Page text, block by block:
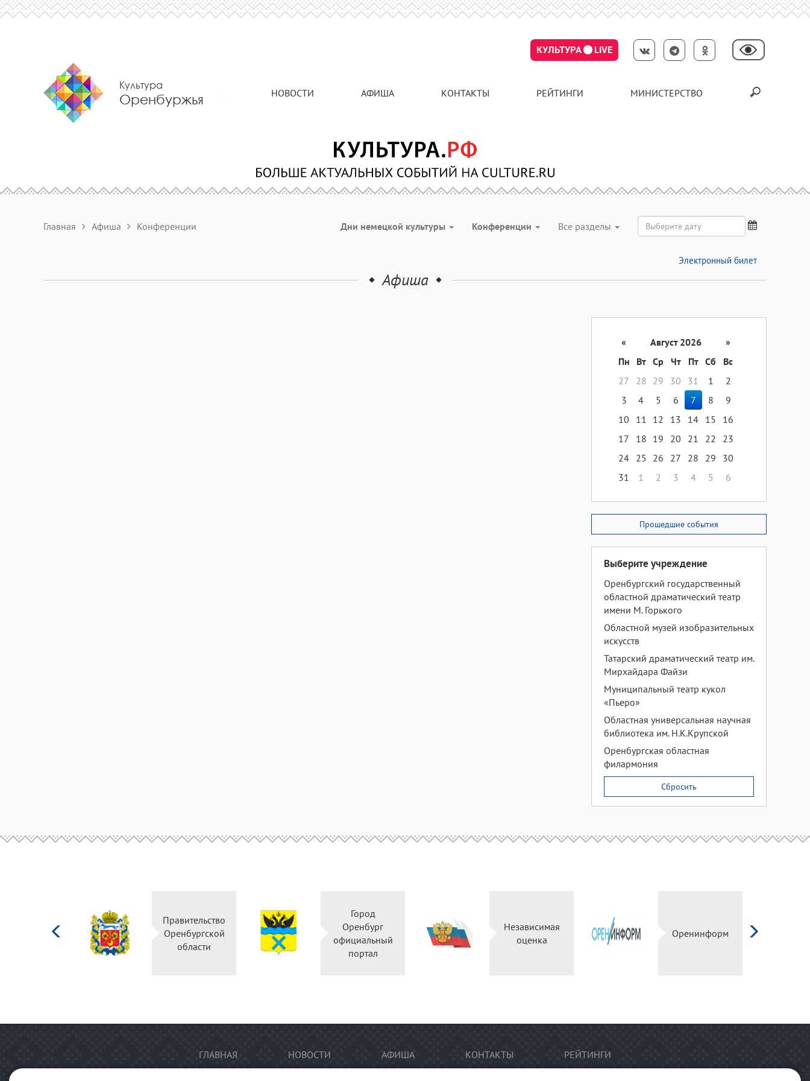
КУЛЬТУРА LIVE
Культура
Оренбуржья НОВОСТИ АФИША КОНТАКТЫ РЕЙТИНГИ МИНИСТЕРСТВО
Главная Афиша Конференции Дни немецкой культуры Конференции Все разделы
Электронный билет
Афиша
« Август 2026
»
Пн
Вт Ср Чт Пт Сб
Вс
27
28 29 30 31 1
2
3
4 5 6 7 8
9
10
11 12 13 14 15
16
17
18 19 20 21 22
23
24 25 26 27 28 29
30
31
1 2 3 4 5 6
Прошедшие события
Выберите учреждение
Оренбургский государственный
областной драматический театр
имени М. Горького
Областной музей изобразительных
искусств
Татарский драматический театр им.
Мирхайдара Файзи
Муниципальный театр кукол
«Пьеро»
Областная универсальная научная
библиотека им. Н.К.Крупской
Оренбургская областная
филармония
Сбросить
Правительство
Оренбургской
области
Город
Оренбург
официальный
портал
Независимая
оценка
Оренинформ
ГЛАВНАЯ НОВОСТИ АФИША КОНТАКТЫ РЕЙТИНГИ